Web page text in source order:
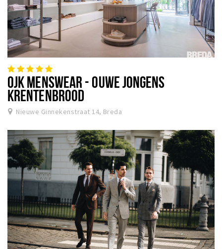
OJK MENSWEAR - OUWE JONGENS
KRENTENBROOD
Nieuwe Ginnekenstraat 14, Breda